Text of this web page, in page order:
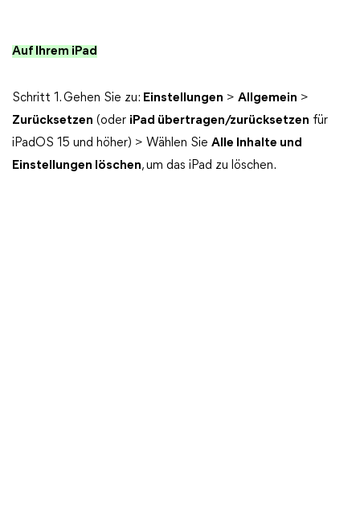
Auf Ihrem iPad
Schritt 1. Gehen Sie zu: Einstellungen > Allgemein >
Zurücksetzen (oder iPad übertragen/zurücksetzen für
iPadOS 15 und höher) > Wählen Sie Alle Inhalte und
Einstellungen löschen, um das iPad zu löschen.